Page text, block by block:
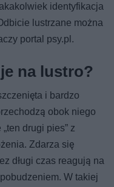
identyfikacja
lustrzane można
portal psy.pl.
na lustro?
i bardzo
obok niego
drugi pies” z
Zdarza się
długi czas reagują na
W takiej